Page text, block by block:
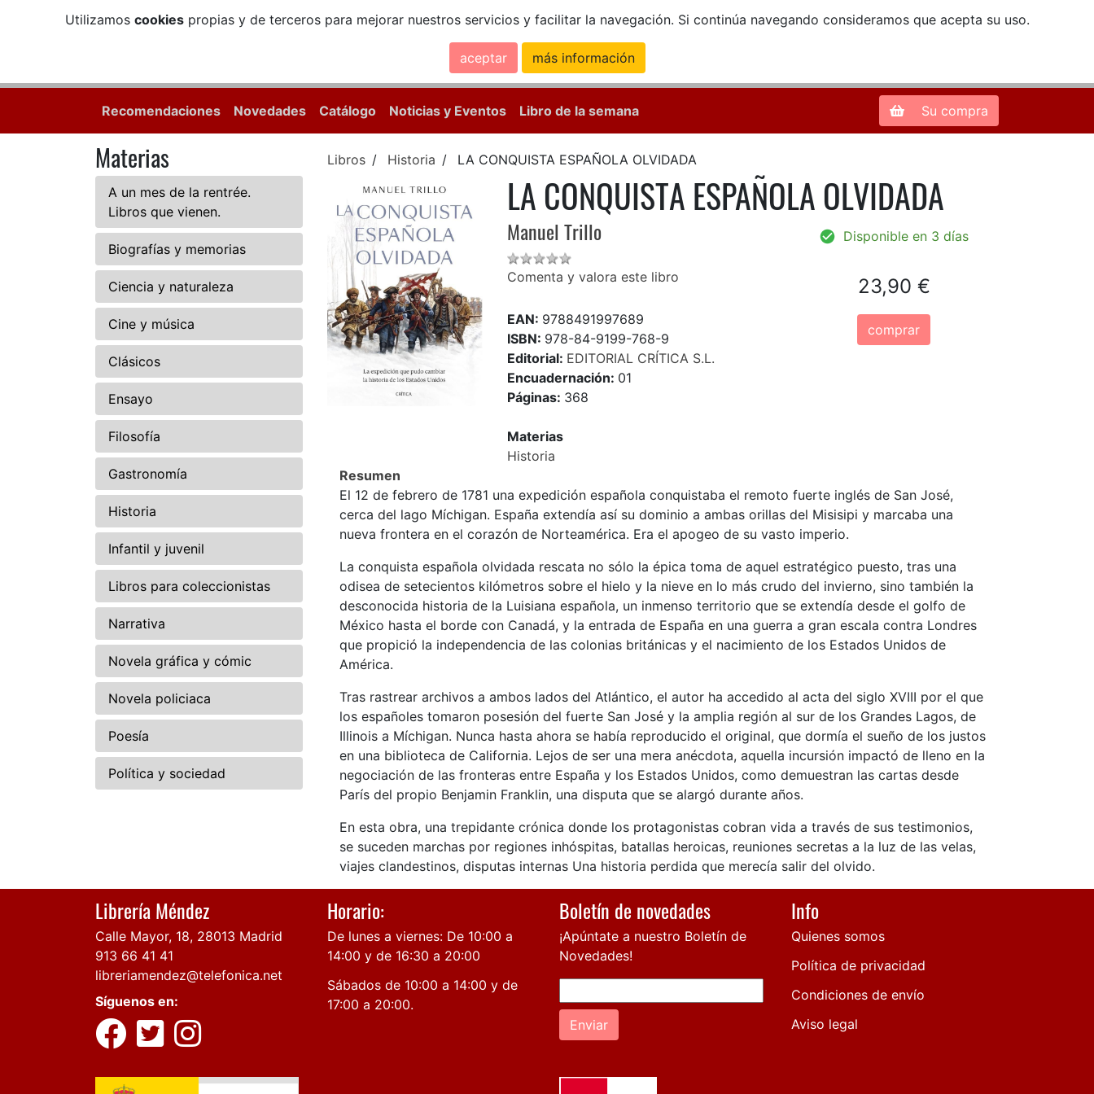
Utilizamos cookiespropias y de terceros para mejorar nuestros servicios y facilitar la navegación. Si continúa navegando consideramos que acepta su uso.
aceptar más información
Zona de Clientes
Recomendaciones Novedades Catálogo Noticias y Eventos Libro de la semana Su compra
Materias
A un mes de la rentrée.
Libros que vienen.
Biografías y memorias
Ciencia y naturaleza
Cine y música
Clásicos
Ensayo
Filosofía
Gastronomía
Historia
Infantil y juvenil
Libros para coleccionistas
Narrativa
Novela gráfica y cómic
Novela policiaca
Poesía
Política y sociedad
Libros Historia LA CONQUISTA ESPAÑOLA OLVIDADA
LA CONQUISTA ESPAÑOLA OLVIDADA
Manuel Trillo
Comenta y valora este libro
EAN: 9788491997689
ISBN: 978-84-9199-768-9
Editorial: EDITORIAL CRÍTICA S.L.
Encuadernación: 01
Páginas: 368
Materias
Historia
Disponible en 3 días
23,90 €
comprar
Resumen
El 12 de febrero de 1781 una expedición española conquistaba el remoto fuerte inglés de San José,
cerca del lago Míchigan. España extendía así su dominio a ambas orillas del Misisipi y marcaba una
nueva frontera en el corazón de Norteamérica. Era el apogeo de su vasto imperio.
La conquista española olvidada rescata no sólo la épica toma de aquel estratégico puesto, tras una
odisea de setecientos kilómetros sobre el hielo y la nieve en lo más crudo del invierno, sino también la
desconocida historia de la Luisiana española, un inmenso territorio que se extendía desde el golfo de
México hasta el borde con Canadá, y la entrada de España en una guerra a gran escala contra Londres
que propició la independencia de las colonias británicas y el nacimiento de los Estados Unidos de
América.
Tras rastrear archivos a ambos lados del Atlántico, el autor ha accedido al acta del siglo XVIII por el que
los españoles tomaron posesión del fuerte San José y la amplia región al sur de los Grandes Lagos, de
Illinois a Míchigan. Nunca hasta ahora se había reproducido el original, que dormía el sueño de los justos
en una biblioteca de California. Lejos de ser una mera anécdota, aquella incursión impactó de lleno en la
negociación de las fronteras entre España y los Estados Unidos, como demuestran las cartas desde
París del propio Benjamin Franklin, una disputa que se alargó durante años.
En esta obra, una trepidante crónica donde los protagonistas cobran vida a través de sus testimonios,
se suceden marchas por regiones inhóspitas, batallas heroicas, reuniones secretas a la luz de las velas,
viajes clandestinos, disputas internas Una historia perdida que merecía salir del olvido.
Librería Méndez
Calle Mayor, 18, 28013 Madrid
913 66 41 41
libreriamendez@telefonica.net
Síguenos en:
Horario:
De lunes a viernes: De 10:00 a
14:00 y de 16:30 a 20:00
Sábados de 10:00 a 14:00 y de
17:00 a 20:00.
Boletín de novedades
¡Apúntate a nuestro Boletín de
Novedades!
Enviar
Info
Quienes somos
Política de privacidad
Condiciones de envío
Aviso legal